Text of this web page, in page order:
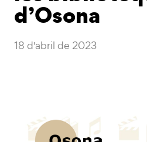
d’Osona
18 d'abril de 2023